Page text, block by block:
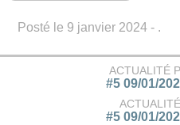
Posté le 9 janvier 2024 - .
ACTUALITÉ
#5 09/01/
#5 09/01/